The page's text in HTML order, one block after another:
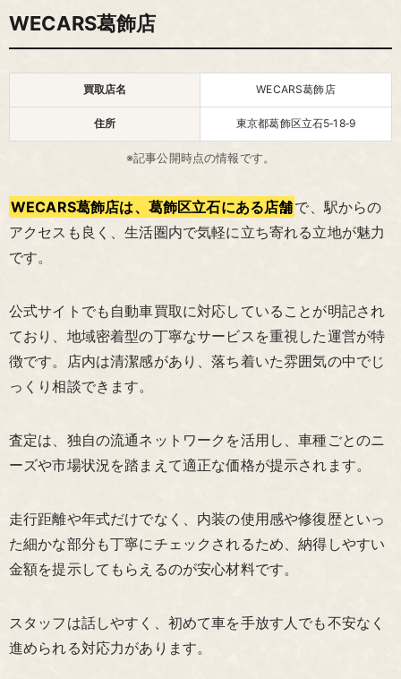
WECARS葛飾店
買取店名 WECARS葛飾店
住所 東京都葛飾区立石5‑18‑9
※記事公開時点の情報です。
WECARS葛飾店は、葛飾区立石にある店舗で、駅からの
アクセスも良く、生活圏内で気軽に立ち寄れる立地が魅力
です。
公式サイトでも自動車買取に対応していることが明記され
ており、地域密着型の丁寧なサービスを重視した運営が特
徴です。店内は清潔感があり、落ち着いた雰囲気の中でじ
っくり相談できます。
査定は、独自の流通ネットワークを活用し、車種ごとのニ
ーズや市場状況を踏まえて適正な価格が提示されます。
走行距離や年式だけでなく、内装の使用感や修復歴といっ
た細かな部分も丁寧にチェックされるため、納得しやすい
金額を提示してもらえるのが安心材料です。
スタッフは話しやすく、初めて車を手放す人でも不安なく
進められる対応力があります。